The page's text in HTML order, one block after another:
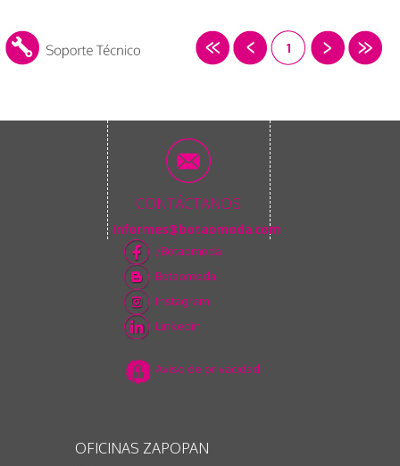
1
CONTÁCTANOS
informes@botaomoda.com
/Botaomoda
Botaomoda
Instagram
Linkedin
Aviso de privacidad
OFICINAS ZAPOPAN